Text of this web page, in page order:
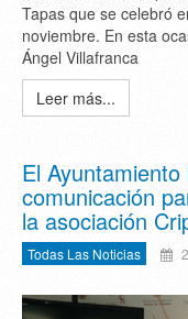
Tapas que se celebró
noviembre. En esta
Ángel Villafranca
Leer más...
El
comunicación
la asociación
Todas Las Noticias